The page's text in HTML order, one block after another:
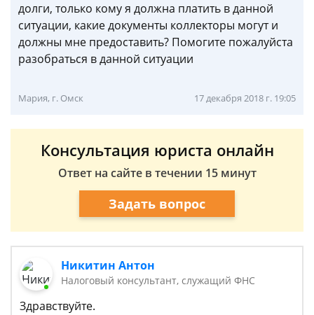
долги, только кому я должна платить в данной
ситуации, какие документы коллекторы могут и
должны мне предоставить? Помогите пожалуйста
разобраться в данной ситуации
Мария, г. Омск 17 декабря 2018 г. 19:05
Консультация юриста онлайн
Ответ на сайте в течении 15 минут
Задать вопрос
Никитин Антон
Налоговый консультант, служащий ФНС
Здравствуйте.